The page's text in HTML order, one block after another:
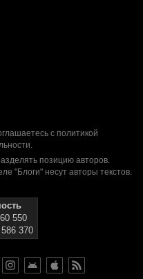
с политикой
.
позицию авторов.
"Блоги" несут авторы текстов.
550
370